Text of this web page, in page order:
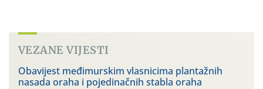
VEZANE VIJESTI
Obavijest međimurskim vlasnicima plantažnih
nasada oraha i pojedinačnih stabla oraha